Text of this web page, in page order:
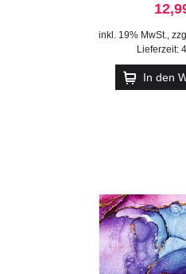
inkl. 19% MwSt.,
Lieferzeit:
In den